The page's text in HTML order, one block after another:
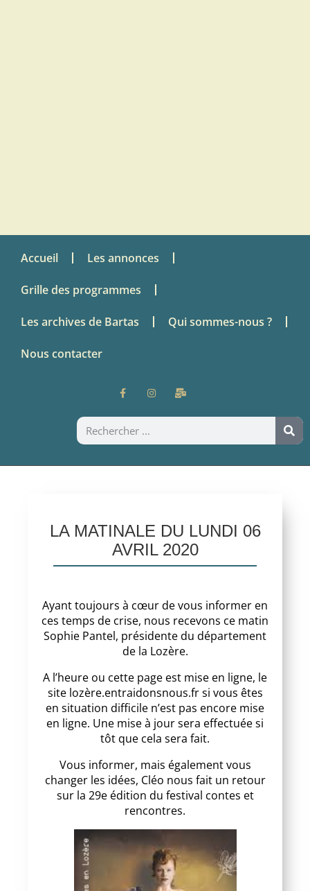
Accueil Les annonces
Grille des programmes
Les archives de Bartas Qui sommes-nous ?
Nous contacter
LA MATINALE DU LUNDI 06
AVRIL 2020
Ayant toujours à cœur de vous informer en
ces temps de crise, nous recevons ce matin
Sophie Pantel, présidente du département
de la Lozère.
A l’heure ou cette page est mise en ligne, le
site lozère.entraidonsnous.fr si vous êtes
en situation difficile n’est pas encore mise
en ligne. Une mise à jour sera effectuée si
tôt que cela sera fait.
Vous informer, mais également vous
changer les idées, Cléo nous fait un retour
sur la 29e édition du festival contes et
rencontres.